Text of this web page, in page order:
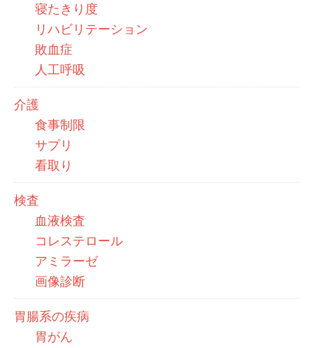
寝たきり度
リハビリテーション
敗血症
人工呼吸
介護
食事制限
サプリ
看取り
検査
血液検査
コレステロール
アミラーゼ
画像診断
胃腸系の疾病
胃がん